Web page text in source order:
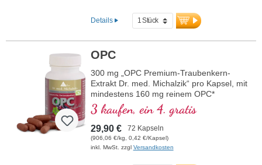
Details
OPC
300 mg „OPC Premium-Traubenkern-
Extrakt Dr. med. Michalzik“ pro Kapsel, mit
mindestens 160 mg reinem OPC*
3 kaufen, ein 4. gratis
29,90 € 72 Kapseln
(906,06 €/kg, 0,42 €/Kapsel)
inkl. MwSt. zzgl Versandkosten